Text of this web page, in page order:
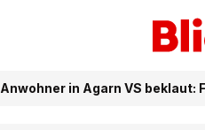
Anwohner in Agarn VS beklaut: